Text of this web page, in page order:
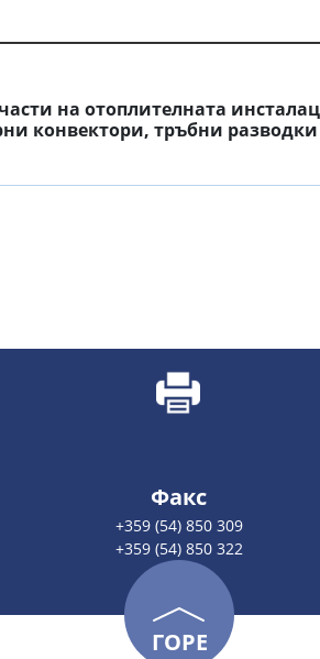
на отоплителната
конвектори, тръбни
Факс
+359 (54) 850 309
+359 (54) 850 322
ГОРЕ